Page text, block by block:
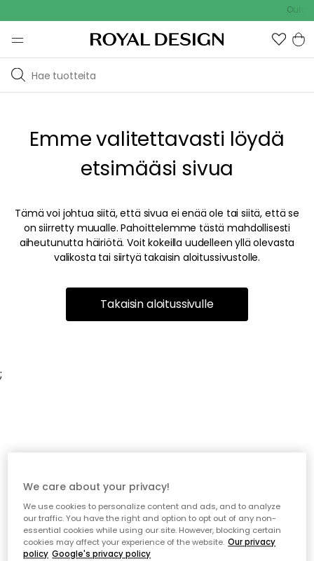
Emme valitettavasti löydä
etsimääsi sivua
Tämä voi johtua siitä, että sivua ei enää ole tai siitä, että se
on siirretty muualle. Pahoittelemme tästä mahdollisesti
aiheutunutta häiriötä. Voit kokeilla uudelleen yllä olevasta
valikosta tai siirtyä takaisin aloitussivustolle.
Takaisin aloitussivulle
;
We care about your privacy!
We use cookies to personalize content and ads, and to analyze
our traffic. You have the right and option to opt out of any non-
essential cookies while using our site. However, blocking certain
cookies may affect your experience of the website. Our privacy
policy Google's privacy policy